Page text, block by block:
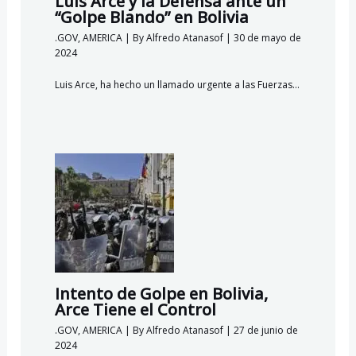
“Golpe Blando” en Bolivia
.GOV,AMERICA| ByAlfredo Atanasof | 30 de mayo de
2024
Luis Arce, ha hecho un llamado urgente a las Fuerzas…
Intento de Golpe en Bolivia,
Arce Tiene el Control
.GOV,AMERICA| ByAlfredo Atanasof | 27 de junio de
2024